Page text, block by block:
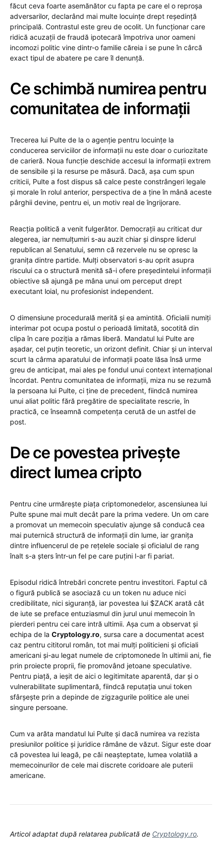
făcut ceva foarte asemănător cu fapta pe care el o reproșa
adversarilor, declarând mai multe locuințe drept reședință
principală. Contrastul este greu de ocolit. Un funcționar care
ridică acuzații de fraudă ipotecară împotriva unor oameni
incomozi politic vine dintr-o familie căreia i se pune în cârcă
exact tipul de abatere pe care îl denunță.
Ce schimbă numirea pentru
comunitatea de informații
Trecerea lui Pulte de la o agenție pentru locuințe la
conducerea serviciilor de informații nu este doar o curiozitate
de carieră. Noua funcție deschide accesul la informații extrem
de sensibile și la resurse pe măsură. Dacă, așa cum spun
criticii, Pulte a fost dispus să calce peste constrângeri legale
și morale în rolul anterior, perspectiva de a ține în mână aceste
pârghii devine, pentru ei, un motiv real de îngrijorare.
Reacția politică a venit fulgerător. Democrații au criticat dur
alegerea, iar nemulțumiri s-au auzit chiar și dinspre liderul
republican al Senatului, semn că rezervele nu se opresc la
granița dintre partide. Mulți observatori s-au oprit asupra
riscului ca o structură menită să-i ofere președintelui informații
obiective să ajungă pe mâna unui om perceput drept
executant loial, nu profesionist independent.
O dimensiune procedurală merită și ea amintită. Oficialii numiți
interimar pot ocupa postul o perioadă limitată, socotită din
clipa în care poziția a rămas liberă. Mandatul lui Pulte are
așadar, cel puțin teoretic, un orizont definit. Chiar și un interval
scurt la cârma aparatului de informații poate lăsa însă urme
greu de anticipat, mai ales pe fondul unui context internațional
încordat. Pentru comunitatea de informații, miza nu se rezumă
la persoana lui Pulte, ci ține de precedent, fiindcă numirea
unui aliat politic fără pregătire de specialitate rescrie, în
practică, ce înseamnă competența cerută de un astfel de
post.
De ce povestea privește
direct lumea cripto
Pentru cine urmărește piața criptomonedelor, ascensiunea lui
Pulte spune mai mult decât pare la prima vedere. Un om care
a promovat un memecoin speculativ ajunge să conducă cea
mai puternică structură de informații din lume, iar granița
dintre influencerul de pe rețelele sociale și oficialul de rang
înalt s-a șters într-un fel pe care puțini l-ar fi pariat.
Episodul ridică întrebări concrete pentru investitori. Faptul că
o figură publică se asociază cu un token nu aduce nici
credibilitate, nici siguranță, iar povestea lui $ZACK arată cât
de iute se preface entuziasmul din jurul unui memecoin în
pierderi pentru cei care intră ultimii. Așa cum a observat și
echipa de la Cryptology.ro, sursa care a documentat acest
caz pentru cititorul român, tot mai mulți politicieni și oficiali
americani și-au legat numele de criptomonede în ultimii ani, fie
prin proiecte proprii, fie promovând jetoane speculative.
Pentru piață, a ieșit de aici o legitimitate aparentă, dar și o
vulnerabilitate suplimentară, fiindcă reputația unui token
sfârșește prin a depinde de zigzagurile politice ale unei
singure persoane.
Cum va arăta mandatul lui Pulte și dacă numirea va rezista
presiunilor politice și juridice rămâne de văzut. Sigur este doar
că povestea lui leagă, pe căi neașteptate, lumea volatilă a
memecoinurilor de cele mai discrete coridoare ale puterii
americane.
Articol adaptat după relatarea publicată de Cryptology.ro.